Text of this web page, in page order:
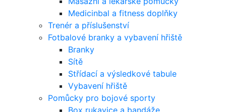
Medicinbal a fitness doplňky
Trenér a příslušenství
Fotbalové branky a vybavení hřiště
Branky
Sítě
Střídací a výsledkové tabule
Vybavení hřiště
Pomůcky pro bojové sporty
Box rukavice a bandáže